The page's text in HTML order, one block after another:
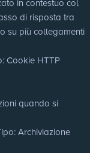
in contestuo col
di risposta tra
su più collegamenti
: Cookie HTTP
quando si
: Archiviazione